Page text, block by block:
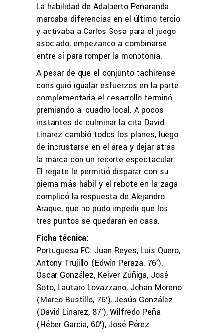
La habilidad de Adalberto Peñaranda
marcaba diferencias en el último tercio
y activaba a Carlos Sosa para el juego
asociado, empezando a combinarse
entre sí para romper la monotonía.
A pesar de que el conjunto tachirense
consiguió igualar esfuerzos en la parte
complementaria el desarrollo terminó
premiando al cuadro local. A pocos
instantes de culminar la cita David
Linarez cambió todos los planes, luego
de incrustarse en el área y dejar atrás
la marca con un recorte espectacular.
El regate le permitió disparar con su
pierna más hábil y el rebote en la zaga
complicó la respuesta de Alejandro
Araque, que no pudo impedir que los
tres puntos se quedaran en casa.
Ficha técnica:
Portuguesa FC: Juan Reyes, Luis Quero,
Antony Trujillo (Edwin Peraza, 76′),
Óscar González, Keiver Zúñiga, José
Soto, Lautaro Lovazzano, Johan Moreno
(Marco Bustillo, 76′), Jesús González
(David Linarez, 87′), Wilfredo Peña
(Héber García, 60′), José Pérez